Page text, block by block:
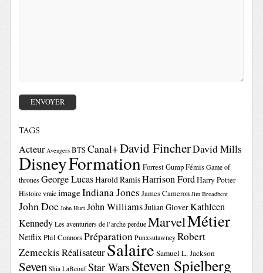
TAGS
Acteur Avengers BTSCanal+David FincherDavid Mills
DisneyFormationForrest GumpFémis Game of
thrones George LucasHarold RamisHarrison FordHarry Potter
Histoire vraie imageIndiana Jones James Cameron Jim Broadbent
John Doe John Hurt John WilliamsJulian GloverKathleen
Kennedy Les aventuriers de l’arche perdue MarvelMétier
NetflixPhil ConnorsPréparation Punxsutawney Robert
ZemeckisRéalisateurSalaire Samuel L. Jackson
Seven Shia LaBeouf Star WarsSteven Spielberg